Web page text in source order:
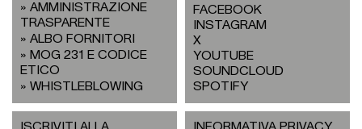
AMMINISTRAZIONE
TRASPARENTE
ALBO FORNITORI
MOG 231 E CODICE
ETICO
WHISTLEBLOWING
FACEBOOK
INSTAGRAM
X
YOUTUBE
SOUNDCLOUD
SPOTIFY